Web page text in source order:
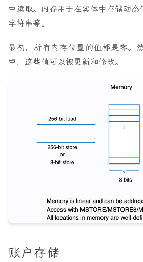
中读取。内存用于在实体中存储动态
字符串等。
最初，所有内存位置的值都是零。
中，这些值可以被更新和修改。
账户存储